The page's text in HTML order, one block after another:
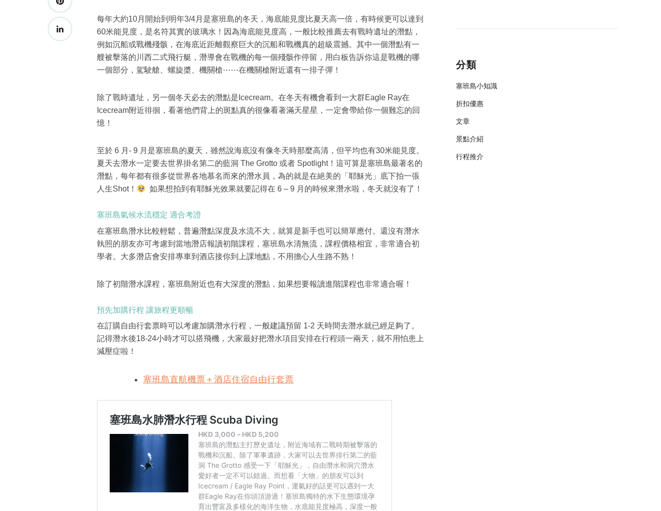
每年大約10月開始到明年3/4月是塞班島的冬天，海底能見度比夏天高一倍，有時候更可以達到
60米能見度，是名符其實的玻璃水！因為海底能見度高，一般比較推薦去有戰時遺址的潛點，
例如沉船或戰機殘骸，在海底近距離觀察巨大的沉船和戰機真的超級震撼。其中一個潛點有一
艘被擊落的川西二式飛行艇，潛導會在戰機的每一個殘骸作停留，用白板告訴你這是戰機的哪
一個部分，駕駛艙、螺旋槳、機關槍⋯⋯在機關槍附近還有一排子彈！
除了戰時遺址，另一個冬天必去的潛點是Icecream。在冬天有機會看到一大群Eagle Ray在
Icecream附近徘徊，看著他們背上的斑點真的很像看著滿天星星，一定會帶給你一個難忘的回
憶！
至於 6 月- 9 月是塞班島的夏天，雖然說海底沒有像冬天時那麼高清，但平均也有30米能見度。
夏天去潛水一定要去世界掛名第二的藍洞 The Grotto 或者 Spotlight！這可算是塞班島最著名的
潛點，每年都有很多從世界各地慕名而來的潛水員，為的就是在絕美的「耶穌光」底下拍一張
人生Shot！
如果想拍到有耶穌光效果就要記得在 6 – 9 月的時候來潛水啦，冬天就沒有了！
塞班島氣候水流穩定 適合考證
在塞班島潛水比較輕鬆，普遍潛點深度及水流不大，就算是新手也可以簡單應付。還沒有潛水
執照的朋友亦可考慮到當地潛店報讀初階課程，塞班島水清無流，課程價格相宜，非常適合初
學者。大多潛店會安排專車到酒店接你到上課地點，不用擔心人生路不熟！
除了初階潛水課程，塞班島附近也有大深度的潛點，如果想要報讀進階課程也非常適合喔！
預先加購行程 讓旅程更順暢
在訂購自由行套票時可以考慮加購潛水行程，一般建議預留 1-2 天時間去潛水就已經足夠了。
記得潛水後18-24小時才可以搭飛機，大家最好把潛水項目安排在行程頭一兩天，就不用怕患上
減壓症啦！
塞班島直航機票＋酒店住宿自由行套票
分類
塞班島小知識
折扣優惠
文章
景點介紹
行程推介